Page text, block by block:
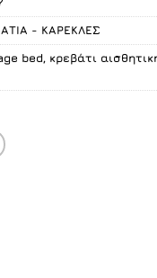
- ΚΑΡΕΚΛΕΣ
bed, κρεβάτι